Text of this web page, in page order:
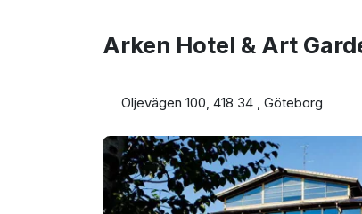
Arken Hotel & Art
Oljevägen 100, 418 34 , Göteborg